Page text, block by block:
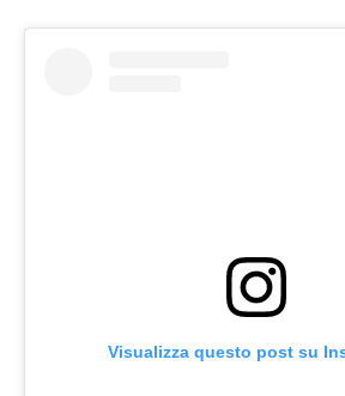
Visualizza questo post su